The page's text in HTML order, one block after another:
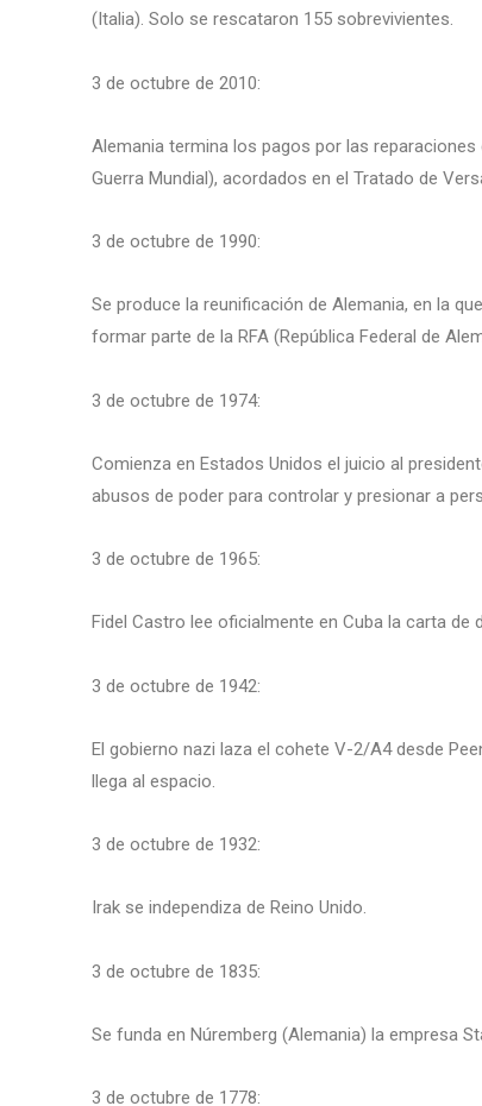
(Italia). Solo se rescataron 155 sobrevivientes.
3 de octubre de 2010:
Alemania termina los pagos por las
Guerra Mundial), acordados en el Tratado de
3 de octubre de 1990:
Se produce la reunificación de Alemania, en la
formar parte de la RFA (República Federal de
3 de octubre de 1974:
Comienza en Estados Unidos el juicio al
abusos de poder para controlar y presionar a
3 de octubre de 1965:
Fidel Castro lee oficialmente en Cuba la carta de
3 de octubre de 1942:
El gobierno nazi laza el cohete V-2/A4 desde
llega al espacio.
3 de octubre de 1932:
Irak se independiza de Reino Unido.
3 de octubre de 1835:
Se funda en Núremberg (Alemania) la empresa
3 de octubre de 1778: